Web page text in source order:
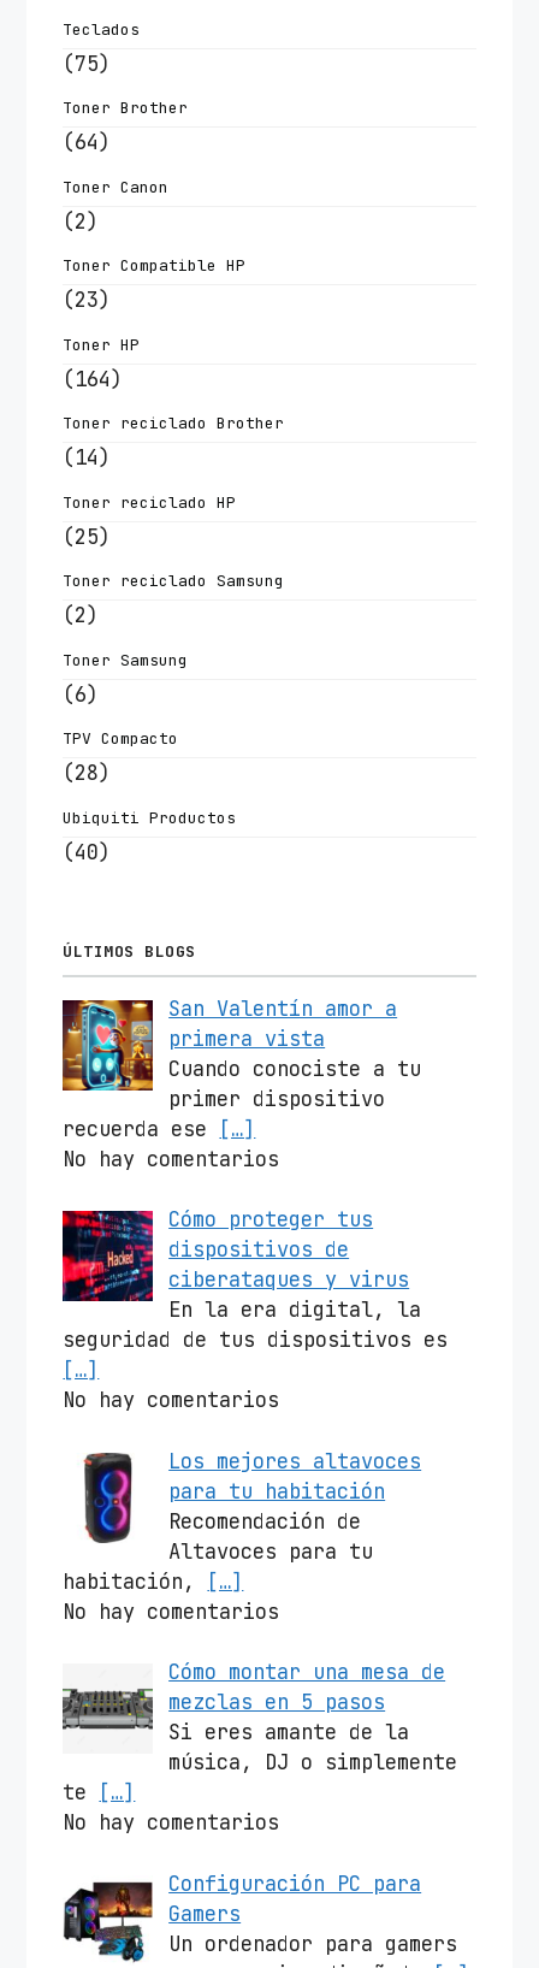
Teclados
(75)
Toner Brother
(64)
Toner Canon
(2)
Toner Compatible HP
(23)
Toner HP
(164)
Toner reciclado Brother
(14)
Toner reciclado HP
(25)
Toner reciclado Samsung
(2)
Toner Samsung
(6)
TPV Compacto
(28)
Ubiquiti Productos
(40)
ÚLTIMOS BLOGS
San Valentín amor a
primera vista
Cuando conociste a tu
primer dispositivo
recuerda ese
[…]
No hay comentarios
Cómo proteger tus
dispositivos de
ciberataques y virus
En la era digital, la
seguridad de tus dispositivos es
[…]
No hay comentarios
Los mejores altavoces
para tu habitación
Recomendación de
Altavoces para tu
habitación,
[…]
No hay comentarios
Cómo montar una mesa de
mezclas en 5 pasos
Si eres amante de la
música, DJ o simplemente
te
[…]
No hay comentarios
Configuración PC para
Gamers
Un ordenador para gamers